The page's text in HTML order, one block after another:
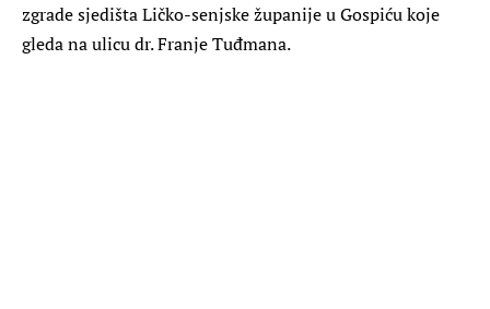
zgrade sjedišta Ličko-senjske županije u Gospiću koje
gleda na ulicu dr. Franje Tuđmana.